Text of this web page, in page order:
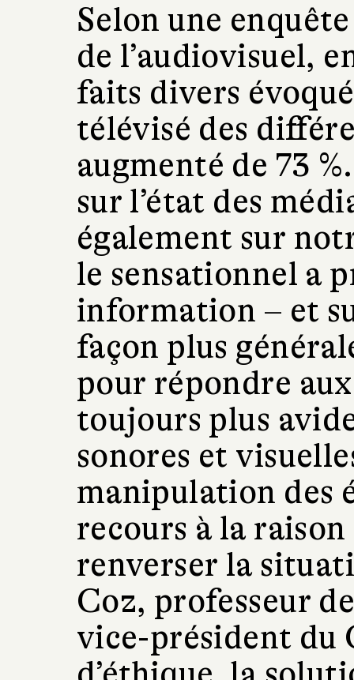
Selon une
de l’audiovisuel,
faits divers
télévisé des
augmenté de 73
sur l’état des
également sur
le sensationnel a
information – et
façon plus
pour répondre
toujours plus
sonores et
manipulation des
recours à la
renverser la
Coz, professeur
vice-président du